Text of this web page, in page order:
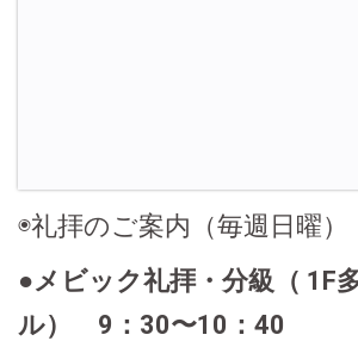
◉礼拝のご案内（毎週日曜）
●メビック礼拝・分級（ 1F
ル） 9：30〜10：40